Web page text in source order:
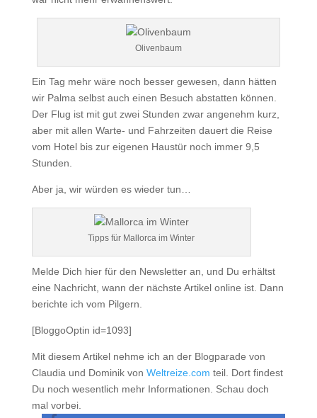
Olivenbaum
Ein Tag mehr wäre noch besser gewesen, dann hätten
wir Palma selbst auch einen Besuch abstatten können.
Der Flug ist mit gut zwei Stunden zwar angenehm kurz,
aber mit allen Warte- und Fahrzeiten dauert die Reise
vom Hotel bis zur eigenen Haustür noch immer 9,5
Stunden.
Aber ja, wir würden es wieder tun…
Tipps für Mallorca im Winter
Melde Dich hier für den Newsletter an, und Du erhältst
eine Nachricht, wann der nächste Artikel online ist. Dann
berichte ich vom Pilgern.
[BloggoOptin id=1093]
Mit diesem Artikel nehme ich an der Blogparade von
Claudia und Dominik von Weltreize.com teil. Dort findest
Du noch wesentlich mehr Informationen. Schau doch
mal vorbei.